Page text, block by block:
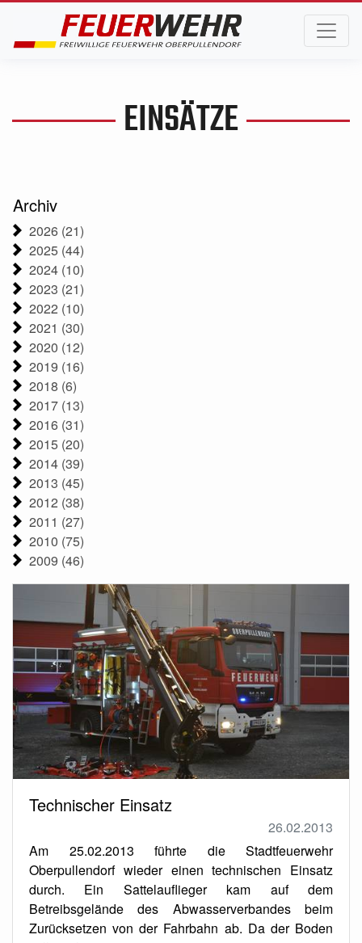
EINSÄTZE
Technischer Einsatz
26.02.2013
Am 25.02.2013 führte die Stadtfeuerwehr
Oberpullendorf wieder einen technischen Einsatz
durch. Ein Sattelauflieger kam auf dem
Betreibsgelände des Abwasserverbandes beim
Zurücksetzen von der Fahrbahn ab. Da der Boden
Archiv
2026 (21)
2025 (44)
2024 (10)
2023 (21)
2022 (10)
2021 (30)
2020 (12)
2019 (16)
2018 (6)
2017 (13)
2016 (31)
2015 (20)
2014 (39)
2013 (45)
2012 (38)
2011 (27)
2010 (75)
2009 (46)